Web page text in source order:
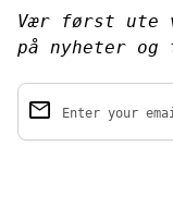
Vær først ute
på nyheter
Enter your
email